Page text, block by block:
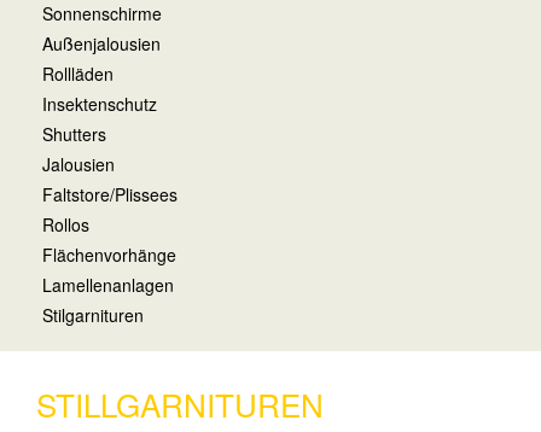
Sonnenschirme
Außenjalousien
Rollläden
Insektenschutz
Shutters
Jalousien
Faltstore/Plissees
Rollos
Flächenvorhänge
Lamellenanlagen
Stilgarnituren
STILLGARNITUREN